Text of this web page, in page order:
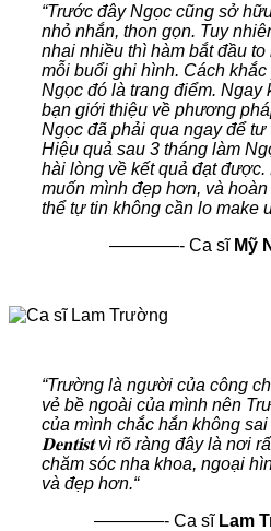
“Trước đây Ngọc cũng sở
nhỏ nhắn, thon gọn. Tuy
nhai nhiều thì hàm bắt đầu
mỗi buổi ghi hình. Cách
Ngọc đó là trang điểm.
bạn giới thiệu về phương
Ngọc đã phải qua ngay để tư
Hiệu quả sau 3 tháng làm
hài lòng về kết quả đạt
muốn mình đẹp hơn, và
thể tự tin không cần lo make
————- Ca sĩ Mỹ
“Trường là người của công
vẻ bề ngoài của mình nên
của mình chắc hắn không
𝐃𝐞𝐧𝐭𝐢𝐬𝐭 vì rõ ràng đây là nơi
chăm sóc nha khoa, ngoại
và đẹp hơn.“
————- Ca sĩ Lam